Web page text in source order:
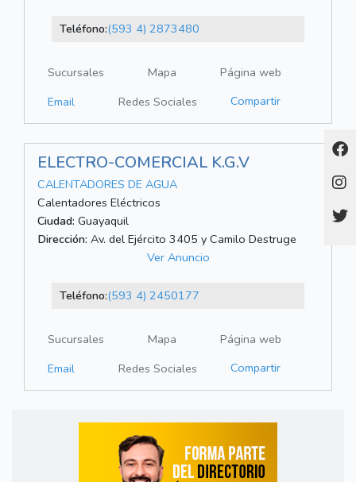
Teléfono:(593 4) 2873480
Sucursales Mapa
Página web
Email
Redes Sociales Compartir
ELECTRO-COMERCIAL K.G.V
CALENTADORES DE AGUA
Calentadores Eléctricos
Ciudad: Guayaquil
Dirección: Av. del Ejército 3405 y Camilo Destruge
Ver Anuncio
Teléfono:(593 4) 2450177
Sucursales Mapa
Página web
Email
Redes Sociales Compartir